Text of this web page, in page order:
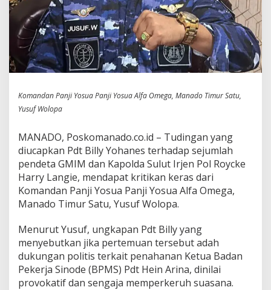
Komandan Panji Yosua Panji Yosua Alfa Omega, Manado Timur Satu,
Yusuf Wolopa
MANADO, Poskomanado.co.id – Tudingan yang
diucapkan Pdt Billy Yohanes terhadap sejumlah
pendeta GMIM dan Kapolda Sulut Irjen Pol Roycke
Harry Langie, mendapat kritikan keras dari
Komandan Panji Yosua Panji Yosua Alfa Omega,
Manado Timur Satu, Yusuf Wolopa.
Menurut Yusuf, ungkapan Pdt Billy yang
menyebutkan jika pertemuan tersebut adah
dukungan politis terkait penahanan Ketua Badan
Pekerja Sinode (BPMS) Pdt Hein Arina, dinilai
provokatif dan sengaja memperkeruh suasana.